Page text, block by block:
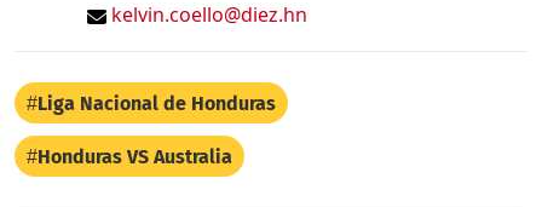
kelvin.coello@diez.hn
Liga Nacional de Honduras
Honduras VS Australia